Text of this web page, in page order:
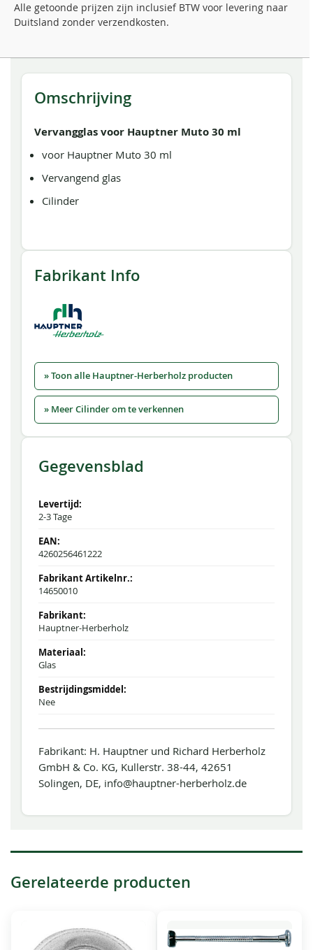
Alle getoonde prijzen zijn inclusief BTW voor levering naar
Duitsland zonder verzendkosten.
Omschrijving
Vervangglas voor Hauptner Muto 30 ml
voor Hauptner Muto 30 ml
Vervangend glas
Cilinder
Fabrikant Info
» Toon alle Hauptner-Herberholz producten
» Meer Cilinder om te verkennen
Gegevensblad
2-3 Tage
4260256461222
14650010
Hauptner-Herberholz
Glas
Nee
Fabrikant: H. Hauptner und Richard Herberholz
GmbH & Co. KG, Kullerstr. 38-44, 42651
Solingen, DE, info@hauptner-herberholz.de
Gerelateerde producten